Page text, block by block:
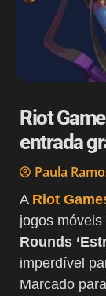
Riot
entrada
Paula
A Riot
jogos
Rounds
imperdível
Marcado